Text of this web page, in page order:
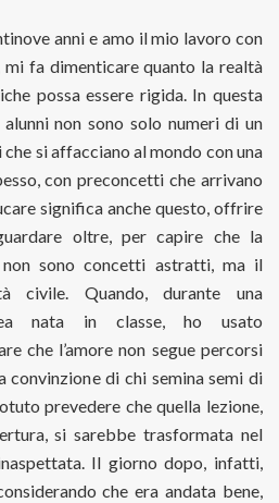
anni e amo il mio lavoro con
mi fa dimenticare quanto la realtà
possa essere rigida. In questa
non sono solo numeri di un
si affacciano al mondo con una
con preconcetti che arrivano
significa anche questo, offrire
oltre, per capire che la
non sono concetti astratti, ma il
civile. Quando, durante una
nata in classe, ho usato
che l’amore non segue percorsi
convinzione di chi semina semi di
prevedere che quella lezione,
si sarebbe trasformata nel
Il giorno dopo, infatti,
che era andata bene,